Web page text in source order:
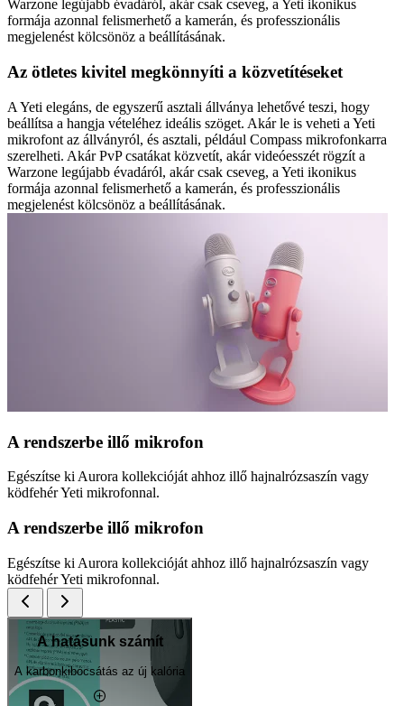
Warzone legújabb évadáról, akár csak cseveg, a Yeti ikonikus
formája azonnal felismerhető a kamerán, és professzionális
megjelenést kölcsönöz a beállításának.
Az ötletes kivitel megkönnyíti a közvetítéseket
A Yeti elegáns, de egyszerű asztali állványa lehetővé teszi, hogy
beállítsa a hangja vételéhez ideális szöget. Akár le is veheti a Yeti
mikrofont az állványról, és asztali, például Compass mikrofonkarra
szerelheti. Akár PvP csatákat közvetít, akár videóesszét rögzít a
Warzone legújabb évadáról, akár csak cseveg, a Yeti ikonikus
formája azonnal felismerhető a kamerán, és professzionális
megjelenést kölcsönöz a beállításának.
A rendszerbe illő mikrofon
Egészítse ki Aurora kollekcióját ahhoz illő hajnalrózsaszín vagy
ködfehér Yeti mikrofonnal.
A rendszerbe illő mikrofon
Egészítse ki Aurora kollekcióját ahhoz illő hajnalrózsaszín vagy
ködfehér Yeti mikrofonnal.
A hatásunk számít
A karbonkibocsátás az új kalória